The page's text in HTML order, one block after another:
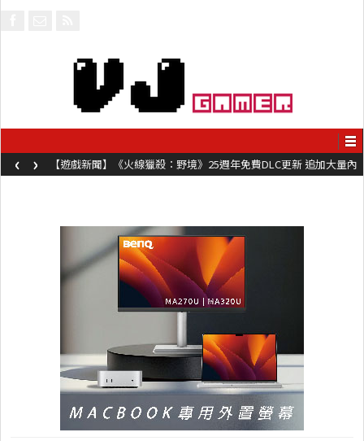
【遊戲新聞】《火線獵殺：野境》25週年免費DLC更新 追加大量內
容同時系舊作限時超平價折扣
‹ ›